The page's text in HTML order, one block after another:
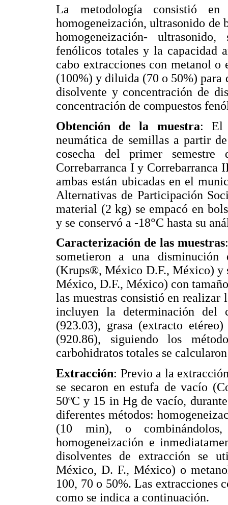
La metodología consistió
homogeneización, ultrasonido de
homogeneización-
fenólicos totales y la capacidad
cabo extracciones con metanol o
(100%) y diluida (70 o 50%) para
disolvente y concentración de
concentración de compuestos
Obtención de la muestra: El
neumática de semillas a partir
cosecha del primer semestre
Correbarranca I y Correbarranca
ambas están ubicadas en el
Alternativas de Participación
material (2 kg) se empacó en
y se conservó a -18°C hasta su
Caracterización de las muestras
sometieron a una
(Krups®, México D.F., México) y
México, D.F., México) con
las muestras consistió en
incluyen la determinación del
(923.03), grasa (extracto
(920.86), siguiendo los
carbohidratos totales se
Extracción: Previo a la
se secaron en estufa de vacío
50ºC y 15 in Hg de vacío,
diferentes métodos:
(10 min), o
homogeneización e
disolventes de extracción se
México, D. F., México) o
100, 70 o 50%. Las extracciones
como se indica a continuación.